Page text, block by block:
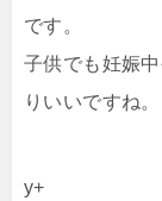
です。
子供でも妊娠
りいいですね。
y+